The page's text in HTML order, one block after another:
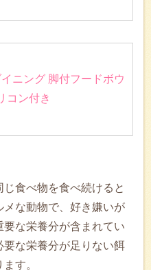
ニング 脚付フードボウ
コン付き
食べ物を食べ続けると
な動物で、好き嫌いが
な栄養分が含まれてい
要な栄養分が足りない餌
す。